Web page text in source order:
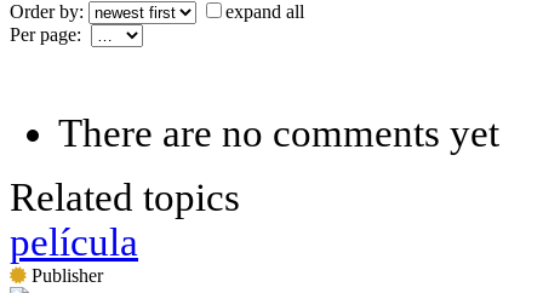
Order by:
expand all
Per page:
There are no comments yet
Related topics
película
Publisher